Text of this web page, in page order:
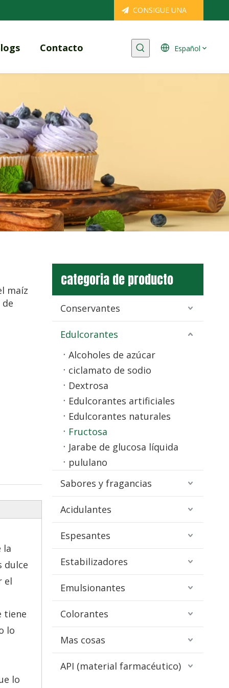
CONSIGUE UNA
Contacto Español
maíz
la
dulce
el
tiene
lo
lo
categoria de producto
Conservantes
Edulcorantes
Alcoholes de azúcar
ciclamato de sodio
Dextrosa
Edulcorantes artificiales
Edulcorantes naturales
Fructosa
Jarabe de glucosa líquida
pululano
Sabores y fragancias
Acidulantes
Espesantes
Estabilizadores
Emulsionantes
Colorantes
Mas cosas
API (material farmacéutico)